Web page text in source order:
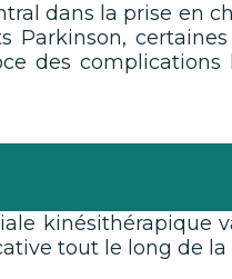
dans la prise en
Parkinson,
des
kinésithérapique
tout le long de la